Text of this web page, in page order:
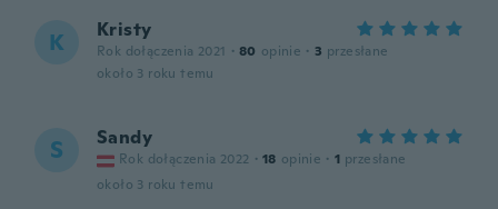
K Kristy
Rok dołączenia 2021 · 80 opinie · 3 przesłane
około 3 roku temu
S Sandy
Rok dołączenia 2022 · 18 opinie · 1 przesłane
około 3 roku temu